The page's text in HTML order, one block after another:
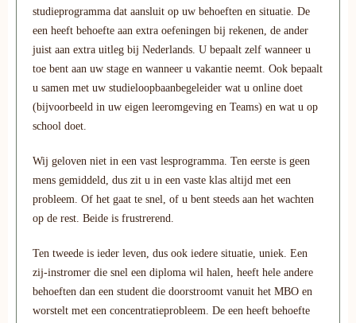
studieprogramma dat aansluit op uw behoeften en situatie. De
een heeft behoefte aan extra oefeningen bij rekenen, de ander
juist aan extra uitleg bij Nederlands. U bepaalt zelf wanneer u
toe bent aan uw stage en wanneer u vakantie neemt. Ook bepaalt
u samen met uw studieloopbaanbegeleider wat u online doet
(bijvoorbeeld in uw eigen leeromgeving en Teams) en wat u op
school doet.
Wij geloven niet in een vast lesprogramma. Ten eerste is geen
mens gemiddeld, dus zit u in een vaste klas altijd met een
probleem. Of het gaat te snel, of u bent steeds aan het wachten
op de rest. Beide is frustrerend.
Ten tweede is ieder leven, dus ook iedere situatie, uniek. Een
zij-instromer die snel een diploma wil halen, heeft hele andere
behoeften dan een student die doorstroomt vanuit het MBO en
worstelt met een concentratieprobleem. De een heeft behoefte